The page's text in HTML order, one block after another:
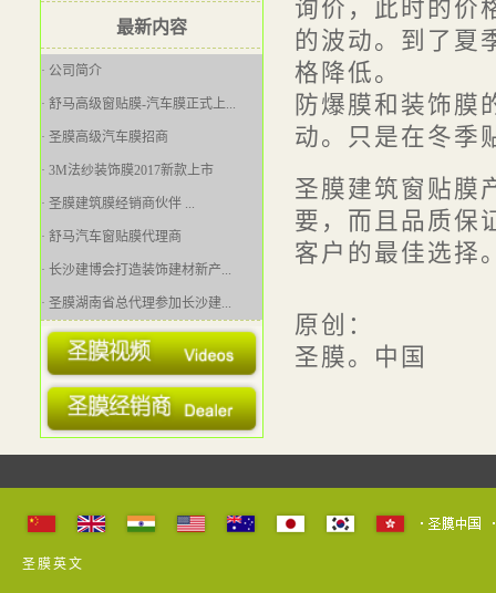
最新内容
· 公司简介
· 舒马高级窗贴膜-汽车膜正式上...
· 圣膜高级汽车膜招商
· 3M法纱装饰膜2017新款上市
· 圣膜建筑膜经销商伙伴 ...
· 舒马汽车窗贴膜代理商
· 长沙建博会打造装饰建材新产...
· 圣膜湖南省总代理参加长沙建...
· [问题]建筑玻璃贴膜是如何安...
· 圣膜防爆膜隔热膜欢迎您！ ...
· 用我们的资源助你创造财富
· 贴膜质量决定了使用寿命
· 建筑遮阳产品遮阳性能检测技...
· 国家建筑材料工业铝塑复合材...
询价，此时的价
的波动。到了夏
格降低。
防爆膜和装饰膜
动。只是在冬季
圣膜建筑窗贴膜
要，而且品质保
客户的最佳选择
原创：
圣膜。中国
圣膜英文